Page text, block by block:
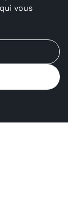
vous